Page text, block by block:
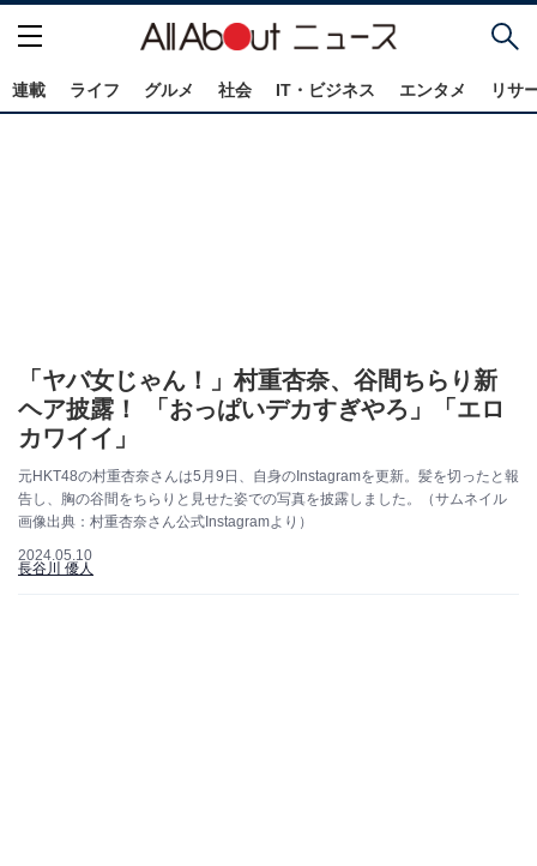
連載 ライフ グルメ 社会 IT・ビジネス エンタメ リサ
「ヤバ女じゃん！」村重杏奈、谷間ちらり新
ヘア披露！ 「おっぱいデカすぎやろ」「エロ
カワイイ」
元HKT48の村重杏奈さんは5月9日、自身のInstagramを更新。髪を切ったと報
告し、胸の谷間をちらりと見せた姿での写真を披露しました。（サムネイル
画像出典：村重杏奈さん公式Instagramより）
2024.05.10
長谷川 優人